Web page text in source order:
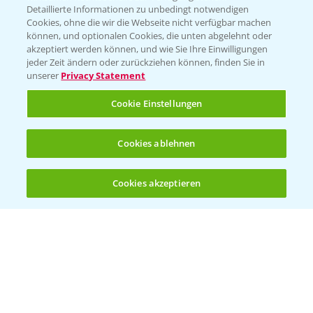
(noch 4)
KONTAKT
Hilfe in Notfällen
T.+49 (0)214/30-20220
Folgen Sie uns
Detaillierte Informationen zu unbedingt notwendigen
Cookies, ohne die wir die Webseite nicht verfügbar machen
können, und optionalen Cookies, die unten abgelehnt oder
akzeptiert werden können, und wie Sie Ihre Einwilligungen
jeder Zeit ändern oder zurückziehen können, finden Sie in
unserer Privacy Statement
Cookie Einstellungen
Cookies ablehnen
Cookies akzeptieren